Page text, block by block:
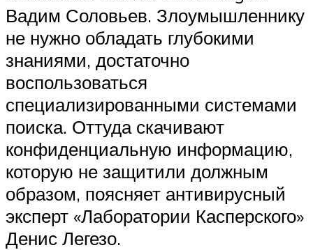
Вадим Соловьев. Злоумышленнику
не нужно обладать глубокими
знаниями, достаточно
воспользоваться
специализированными системами
поиска. Оттуда скачивают
конфиденциальную информацию,
которую не защитили должным
образом, поясняет антивирусный
эксперт «Лаборатории Касперского»
Денис Легезо.